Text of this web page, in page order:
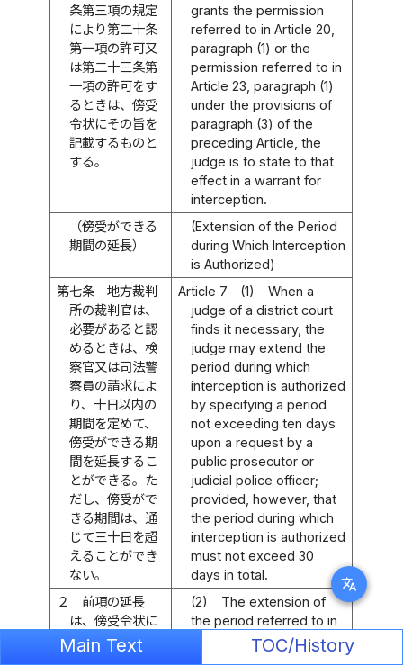
translate
条第三項の規定
により第二十条
第一項の許可又
は第二十三条第
一項の許可をす
るときは、傍受
令状にその旨を
記載するものと
する。
grants the permission
referred to in Article 20,
paragraph (1) or the
permission referred to in
Article 23, paragraph (1)
under the provisions of
paragraph (3) of the
preceding Article, the
judge is to state to that
effect in a warrant for
interception.
（傍受ができる
期間の延長）
(Extension of the Period
during Which Interception
is Authorized)
第七条
地方裁判
所の裁判官は、
必要があると認
めるときは、検
察官又は司法警
察員の請求によ
り、十日以内の
期間を定めて、
傍受ができる期
間を延長するこ
とができる。た
だし、傍受がで
きる期間は、通
じて三十日を超
えることができ
ない。
Article 7 (1)
When a
judge of a district court
finds it necessary, the
judge may extend the
period during which
interception is authorized
by specifying a period
not exceeding ten days
upon a request by a
public prosecutor or
judicial police officer;
provided, however, that
the period during which
interception is authorized
must not exceed 30
days in total.
２
前項の延長
は、傍受令状に
延長する期間及
(2)
The extension of
the period referred to in
the preceding paragraph
must be made by stating
Main Text TOC/History